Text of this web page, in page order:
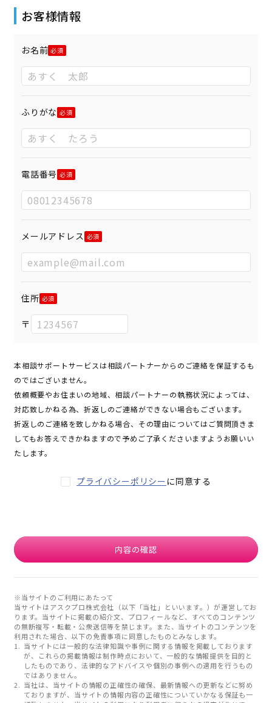
お客様情報
お名前
ふりがな
電話番号
メールアドレス
住所
〒
本相談サポートサービスは相談パートナーからのご連絡を保証するも
のではございません。
依頼概要やお住まいの地域、相談パートナーの執務状況によっては、
対応致しかねる為、折返しのご連絡ができない場合もございます。
折返しのご連絡を致しかねる場合、その理由についてはご質問頂きま
してもお答えできかねますので予めご了承くださいますようお願いい
たします。
プライバシーポリシー に同意する
内容の確認
※当サイトのご利用にあたって
当サイトはアスクプロ株式会社（以下「当社」といいます。）が運営してお
ります。当サイトに掲載の紹介文、プロフィールなど、すべてのコンテンツ
の無断複写・転載・公衆送信等を禁じます。また、当サイトのコンテンツを
利用された場合、以下の免責事項に同意したものとみなします。
当サイトには一般的な法律知識や事例に関する情報を掲載しております
が、これらの掲載情報は制作時点において、一般的な情報提供を目的と
したものであり、法律的なアドバイスや個別の事例への適用を行うもの
ではありません。
当社は、当サイトの情報の正確性の確保、最新情報への更新などに努め
ておりますが、当サイトの情報内容の正確性についていかなる保証も一